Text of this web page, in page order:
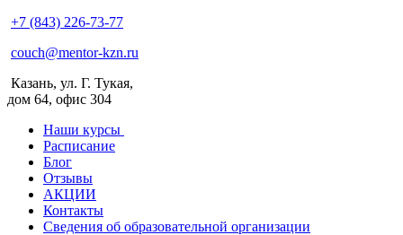
+7 (843) 226-73-77
couch@mentor-kzn.ru
Казань, ул. Г. Тукая,
дом 64, офис 304
Наши курсы
Расписание
Блог
Отзывы
АКЦИИ
Контакты
Сведения об образовательной организации